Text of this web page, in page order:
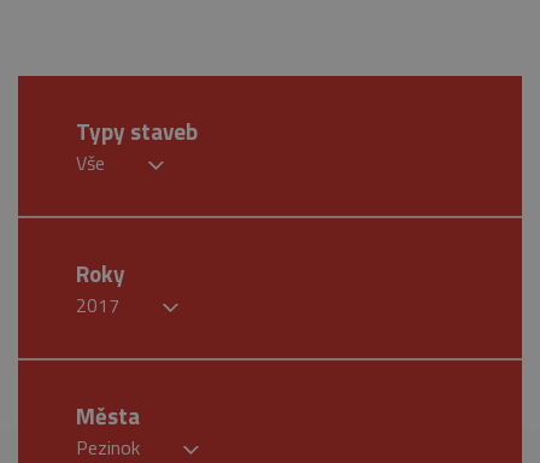
Typy staveb
Vše
Roky
2017
Města
Pezinok